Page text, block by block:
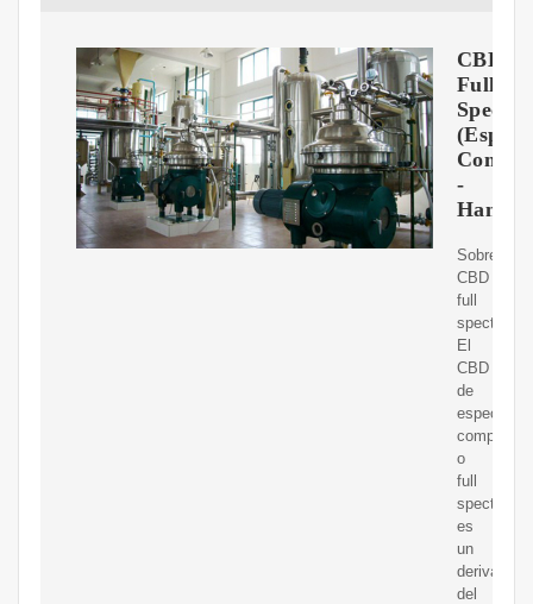
CBD
Full
-
Sobre
CBD
full
spectrum
El
CBD
de
espectro
completo,
o
full
spectrum,
es
un
derivado
del